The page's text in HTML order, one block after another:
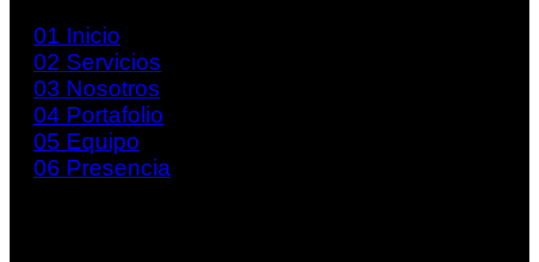
01 Inicio
02 Servicios
03 Nosotros
04 Portafolio
05 Equipo
06 Presencia